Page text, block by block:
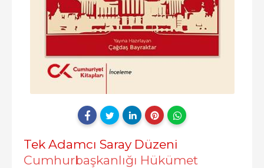
Tek Adamcı Saray Düzeni
Cumhurbaşkanlığı Hükümet